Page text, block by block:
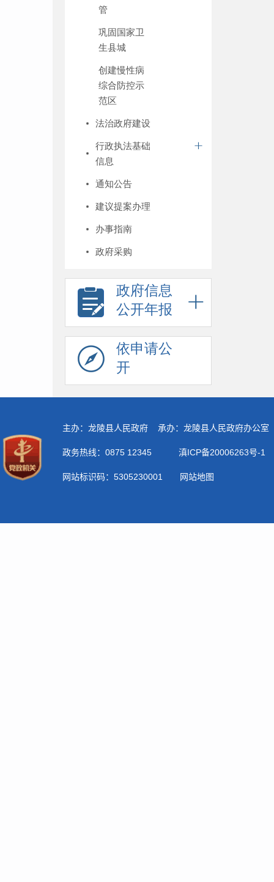
管
巩固国家卫
生县城
创建慢性病
综合防控示
范区
法治政府建设
行政执法基础
信息
通知公告
建议提案办理
办事指南
政府采购
政府信息
公开年报
依申请公
开